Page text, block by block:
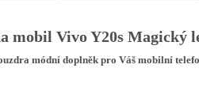
mobil Vivo Y20s Magický
módní doplněk pro Váš mobilní